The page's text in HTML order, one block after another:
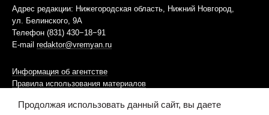
Адрес редакции: Нижегородская область, Нижний Новгород,
ул. Белинского, 9А
Телефон (831) 430−18−91
E-mail redaktor@vremyan.ru
Информация об агентстве
Правила использования материалов
Информационная политика использования «cookies»-файлов
Продолжая использовать данный сайт, вы даете